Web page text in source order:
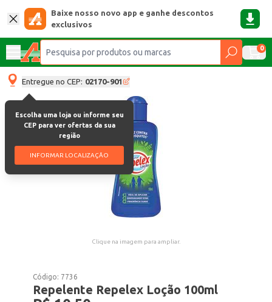
Baixe nosso novo app e ganhe descontos
exclusivos
0
Entregue no CEP: 02170-901
Escolha uma loja ou informe seu
CEP para ver ofertas da sua
região
INFORMAR LOCALIZAÇÃO
Clique na imagem para ampliar.
Código: 7736
Repelente Repelex Loção 100ml